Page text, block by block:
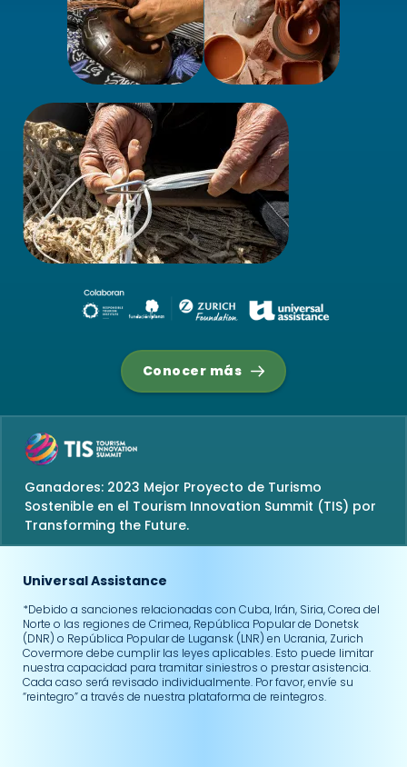
Conocer más
Ganadores: 2023 Mejor Proyecto de Turismo
Sostenible en el Tourism Innovation Summit (TIS) por
Transforming the Future.
Universal Assistance
*Debido a sanciones relacionadas con Cuba, Irán, Siria, Corea del
Norte o las regiones de Crimea, República Popular de Donetsk
(DNR) o República Popular de Lugansk (LNR) en Ucrania, Zurich
Covermore debe cumplir las leyes aplicables. Esto puede limitar
nuestra capacidad para tramitar siniestros o prestar asistencia.
Cada caso será revisado individualmente. Por favor, envíe su
“reintegro” a través de nuestra plataforma de reintegros.